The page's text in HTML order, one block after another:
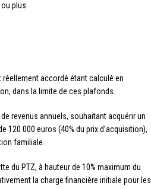
plus
accordé étant calculé en
dans la limite de ces plafonds.
revenus annuels, souhaitant acquérir un
120 000 euros (40% du prix d’acquisition),
familiale.
du PTZ, à hauteur de 10% maximum du
la charge financière initiale pour les